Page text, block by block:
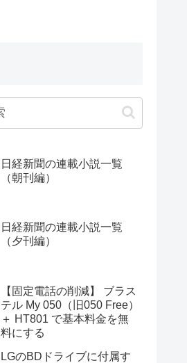
日経新聞の連載小説一覧
（朝刊編）
日経新聞の連載小説一覧
（夕刊編）
【固定電話の削減】 ブラス
テル My 050（旧050 Free）
＋ HT801 で基本料金を無
料にする
LGのBDドライブに付属す